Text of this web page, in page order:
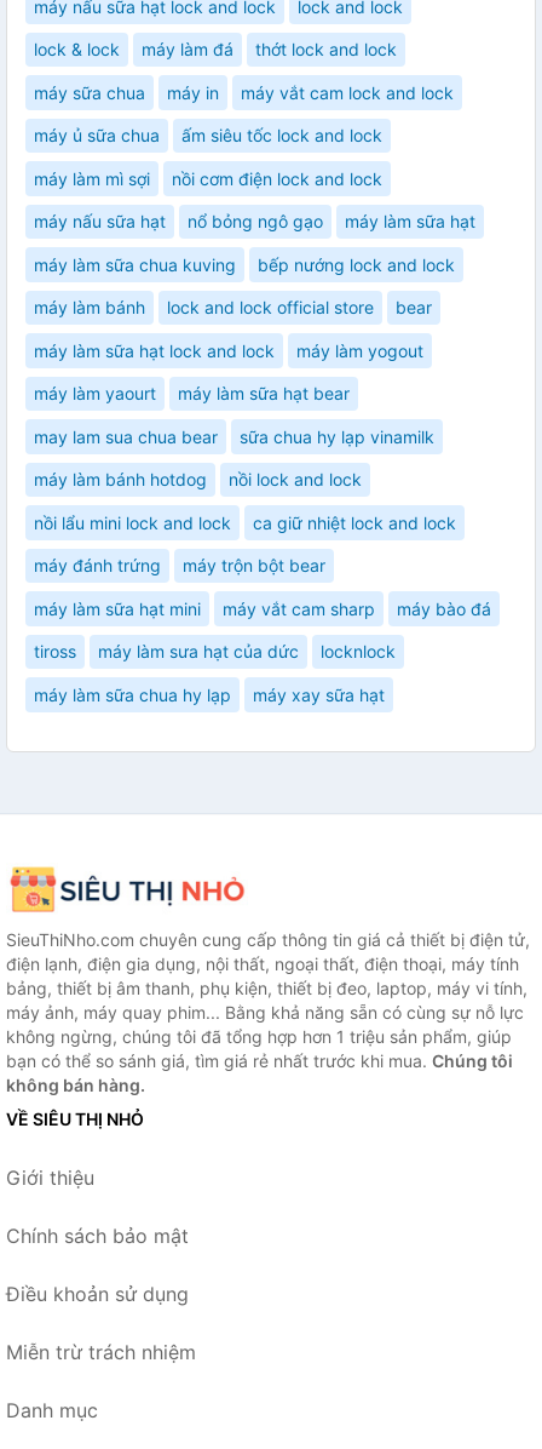
máy nấu sữa hạt lock and lock lock and lock
lock & lock máy làm đá thớt lock and lock
máy sữa chua máy in máy vắt cam lock and lock
máy ủ sữa chua ấm siêu tốc lock and lock
máy làm mì sợi nồi cơm điện lock and lock
máy nấu sữa hạt nổ bỏng ngô gạo máy làm sữa hạt
máy làm sữa chua kuving bếp nướng lock and lock
máy làm bánh lock and lock official store bear
máy làm sữa hạt lock and lock máy làm yogout
máy làm yaourt máy làm sữa hạt bear
may lam sua chua bear sữa chua hy lạp vinamilk
máy làm bánh hotdog nồi lock and lock
nồi lẩu mini lock and lock ca giữ nhiệt lock and lock
máy đánh trứng máy trộn bột bear
máy làm sữa hạt mini máy vắt cam sharp máy bào đá
tiross máy làm sưa hạt của dức locknlock
máy làm sữa chua hy lạp máy xay sữa hạt
SieuThiNho.com chuyên cung cấp thông tin giá cả thiết bị điện tử,
điện lạnh, điện gia dụng, nội thất, ngoại thất, điện thoại, máy tính
bảng, thiết bị âm thanh, phụ kiện, thiết bị đeo, laptop, máy vi tính,
máy ảnh, máy quay phim... Bằng khả năng sẵn có cùng sự nỗ lực
không ngừng, chúng tôi đã tổng hợp hơn 1 triệu sản phẩm, giúp
bạn có thể so sánh giá, tìm giá rẻ nhất trước khi mua. Chúng tôi
không bán hàng.
VỀ SIÊU THỊ NHỎ
Giới thiệu
Chính sách bảo mật
Điều khoản sử dụng
Miễn trừ trách nhiệm
Danh mục